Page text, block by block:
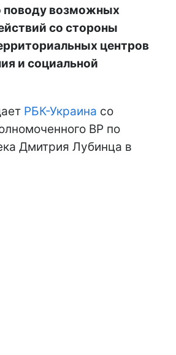
поводу возможных
со стороны
центров
и социальной
РБК-Украина со
ВР по
Дмитрия Лубинца в